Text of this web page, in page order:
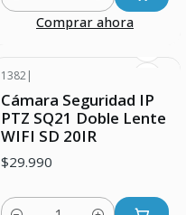
Cantidad
Comprar ahora
1382|
Cámara Seguridad IP
PTZ SQ21 Doble Lente
WIFI SD 20IR
$29.990